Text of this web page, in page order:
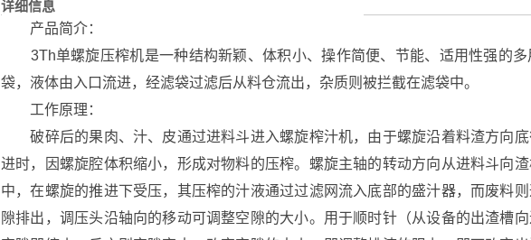
详细信息
产品简介：
3Th单螺旋压榨机是一种结构新颖、体积小、操作简便、节能、适用性强的多
袋，液体由入口流进，经滤袋过滤后从料仓流出，杂质则被拦截在滤袋中。
工作原理：
破碎后的果肉、汁、皮通过进料斗进入螺旋榨汁机，由于螺旋沿着料渣方向底
进时，因螺旋腔体积缩小，形成对物料的压榨。螺旋主轴的转动方向从进料斗向
中，在螺旋的推进下受压，其压榨的汁液通过过滤网流入底部的盛汁器，而废料
隙排出，调压头沿轴向的移动可调整空隙的大小。用于顺时针（从设备的出渣槽